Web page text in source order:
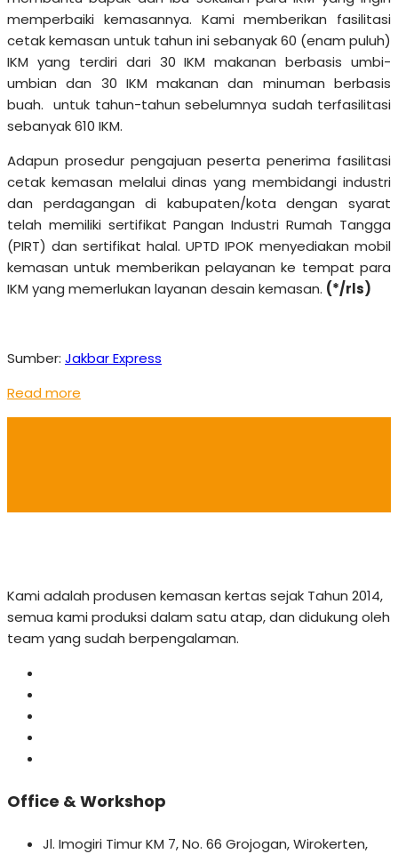
memperbaiki kemasannya. Kami memberikan fasilitasi
cetak kemasan untuk tahun ini sebanyak 60 (enam puluh)
IKM yang terdiri dari 30 IKM makanan berbasis umbi-
umbian dan 30 IKM makanan dan minuman berbasis
buah. untuk tahun-tahun sebelumnya sudah terfasilitasi
sebanyak 610 IKM.
Adapun prosedur pengajuan peserta penerima fasilitasi
cetak kemasan melalui dinas yang membidangi industri
dan perdagangan di kabupaten/kota dengan syarat
telah memiliki sertifikat Pangan Industri Rumah Tangga
(PIRT) dan sertifikat halal. UPTD IPOK menyediakan mobil
kemasan untuk memberikan pelayanan ke tempat para
IKM yang memerlukan layanan desain kemasan. (*/rls)
Sumber: Jakbar Express
Read more
Kami adalah produsen kemasan kertas sejak Tahun 2014,
semua kami produksi dalam satu atap, dan didukung oleh
team yang sudah berpengalaman.
Office & Workshop
Jl. Imogiri Timur KM 7, No. 66 Grojogan, Wirokerten,